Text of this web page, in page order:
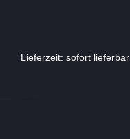
Lieferzeit: sofort lieferbar